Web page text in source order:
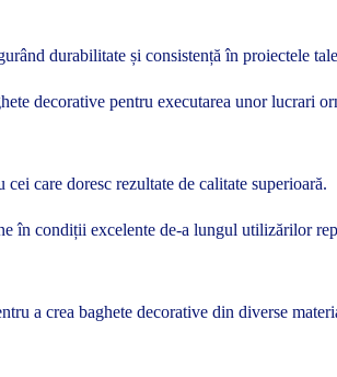
durabilitate și consistență în proiectele
decorative pentru executarea unor lucrari
care doresc rezultate de calitate superioară.
în condiții excelente de-a lungul utilizărilor
a crea baghete decorative din diverse